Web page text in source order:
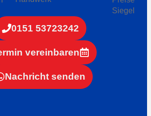
0151 53723242
vereinbaren
Nachricht senden